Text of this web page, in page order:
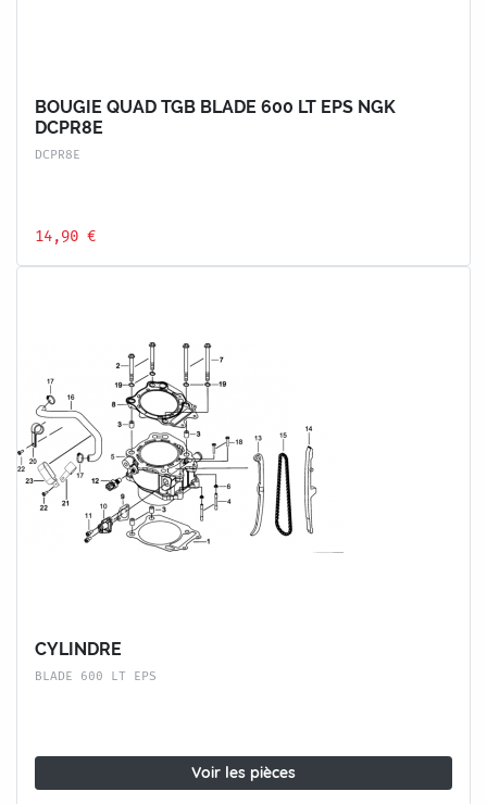
BOUGIE QUAD TGB BLADE 600 LT EPS NGK
DCPR8E
DCPR8E
14,90 €
CYLINDRE
BLADE 600 LT EPS
Voir les pièces